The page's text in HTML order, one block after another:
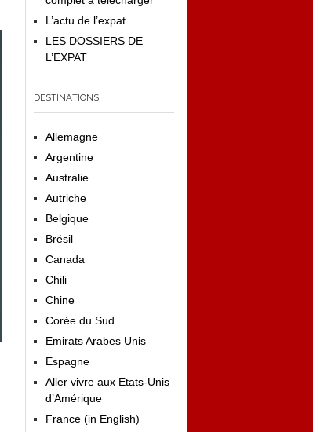
L’actu de l’expat
LES DOSSIERS DE
L’EXPAT
DESTINATIONS
Allemagne
Argentine
Australie
Autriche
Belgique
Brésil
Canada
Chili
Chine
Corée du Sud
Emirats Arabes Unis
Espagne
Aller vivre aux Etats-Unis
d’Amérique
France (in English)